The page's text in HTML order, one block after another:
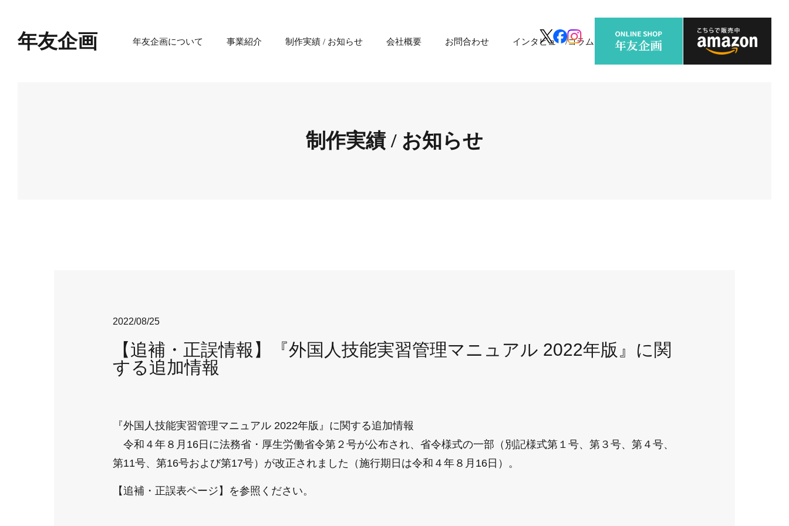
年友企画 年友企画について 事業紹介 制作実績 / お知らせ 会社概要 お問合わせ インタビュー/コラム
制作実績 / お知らせ
2022/08/25
【追補・正誤情報】『外国人技能実習管理マニュアル 2022年版』に関
する追加情報
『外国人技能実習管理マニュアル 2022年版』に関する追加情報
令和４年８月16日に法務省・厚生労働省令第２号が公布され、省令様式の一部（別記様式第１号、第３号、第４号、
第11号、第16号および第17号）が改正されました（施行期日は令和４年８月16日）。
【追補・正誤表ページ】 を参照ください。